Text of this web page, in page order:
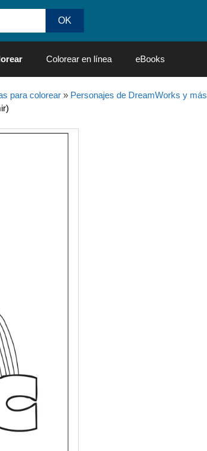
Colorear en línea eBooks
para colorear» Personajes de DreamWorks y más